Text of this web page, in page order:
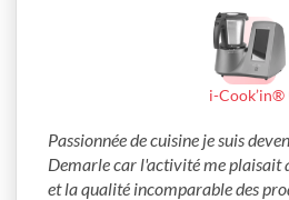
i-Cook’in®
Passionnée de cuisine je suis
Demarle car l'activité me plaisait
et la qualité incomparable des